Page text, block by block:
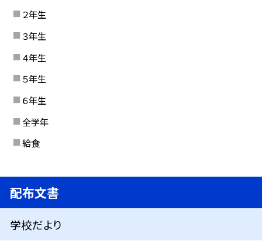
２年生
３年生
４年生
５年生
６年生
全学年
給食
配布文書
学校だより